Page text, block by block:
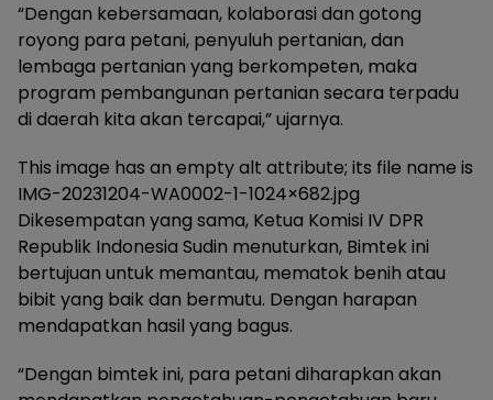
“Dengan kebersamaan, kolaborasi dan gotong
royong para petani, penyuluh pertanian, dan
lembaga pertanian yang berkompeten, maka
program pembangunan pertanian secara terpadu
di daerah kita akan tercapai,” ujarnya.
This image has an empty alt attribute; its file name is
IMG-20231204-WA0002-1-1024×682.jpg
Dikesempatan yang sama, Ketua Komisi IV DPR
Republik Indonesia Sudin menuturkan, Bimtek ini
bertujuan untuk memantau, mematok benih atau
bibit yang baik dan bermutu. Dengan harapan
mendapatkan hasil yang bagus.
“Dengan bimtek ini, para petani diharapkan akan